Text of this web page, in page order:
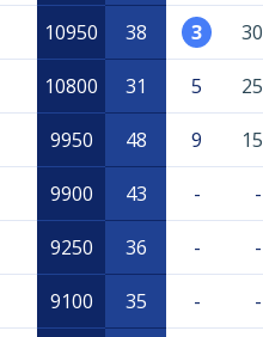
10950 38 3
10800 31 5
9950 48 9
9900 43 - -
9250 36 - -
9100 35 - -